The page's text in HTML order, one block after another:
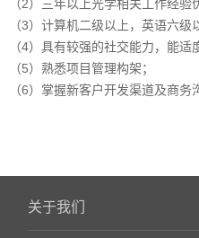
（2）三年以上光学相关工作经验
（3）计算机二级以上，英语六级
（4）具有较强的社交能力，能适
（5）熟悉项目管理构架；
（6）掌握新客户开发渠道及商务
关于我们